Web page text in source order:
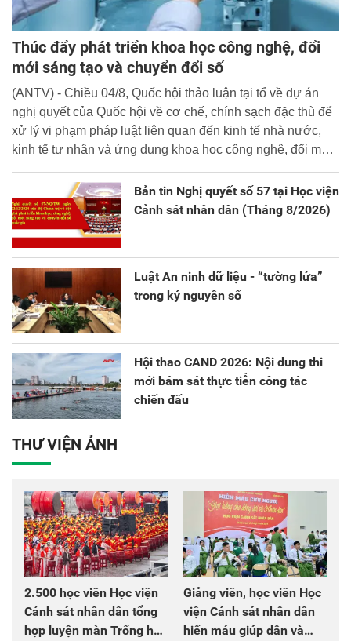
Thúc đẩy phát triển khoa học công nghệ, đổi
mới sáng tạo và chuyển đổi số
(ANTV) - Chiều 04/8, Quốc hội thảo luận tại tổ về dự án
nghị quyết của Quốc hội về cơ chế, chính sạch đặc thù để
xử lý vi phạm pháp luật liên quan đến kinh tế nhà nước,
kinh tế tư nhân và ứng dụng khoa học công nghệ, đổi mới
sáng tạo và chuyển đổi số.
Bản tin Nghị quyết số 57 tại Học viện
Cảnh sát nhân dân (Tháng 8/2026)
Luật An ninh dữ liệu - “tường lửa”
trong kỷ nguyên số
Hội thao CAND 2026: Nội dung thi
mới bám sát thực tiễn công tác
chiến đấu
THƯ VIỆN ẢNH
2.500 học viên Học viện
Cảnh sát nhân dân tổng
hợp luyện màn Trống hội
Giảng viên, học viên Học
viện Cảnh sát nhân dân
hiến máu giúp dân và